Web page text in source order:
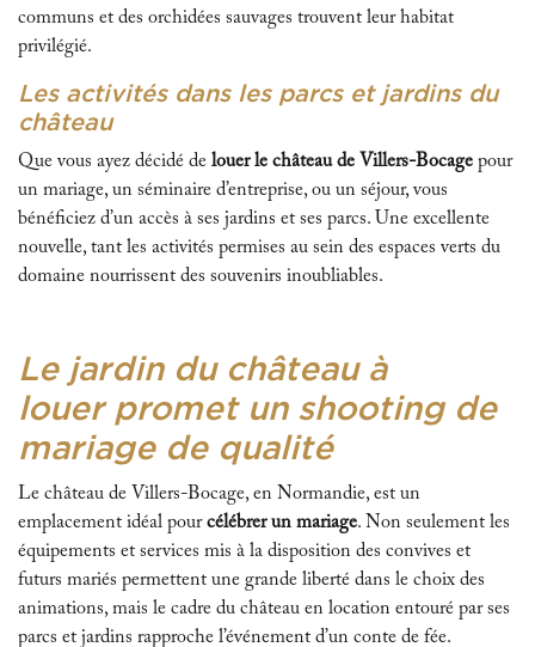
communs et des orchidées sauvages trouvent leur habitat
privilégié.
Les activités dans les parcs et jardins du
château
Que vous ayez décidé de louer le château de Villers-Bocage pour
un mariage, un séminaire d’entreprise, ou un séjour, vous
bénéficiez d’un accès à ses jardins et ses parcs. Une excellente
nouvelle, tant les activités permises au sein des espaces verts du
domaine nourrissent des souvenirs inoubliables.
Le jardin du château à
louer promet un shooting de
mariage de qualité
Le château de Villers-Bocage, en Normandie, est un
emplacement idéal pourcélébrer un mariage. Non seulement les
équipements et services mis à la disposition des convives et
futurs mariés permettent une grande liberté dans le choix des
animations, mais le cadre du château en location entouré par ses
parcs et jardins rapproche l’événement d’un conte de fée.